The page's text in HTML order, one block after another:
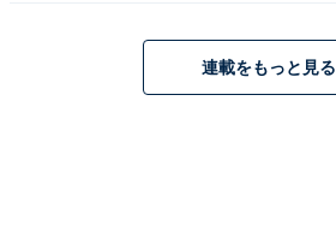
連載をもっと見る